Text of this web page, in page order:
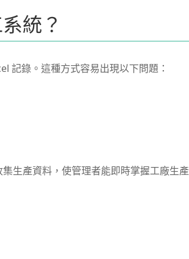
統？
記錄。這種方式容易出現以下問題：
生產資料，使管理者能即時掌握工廠生